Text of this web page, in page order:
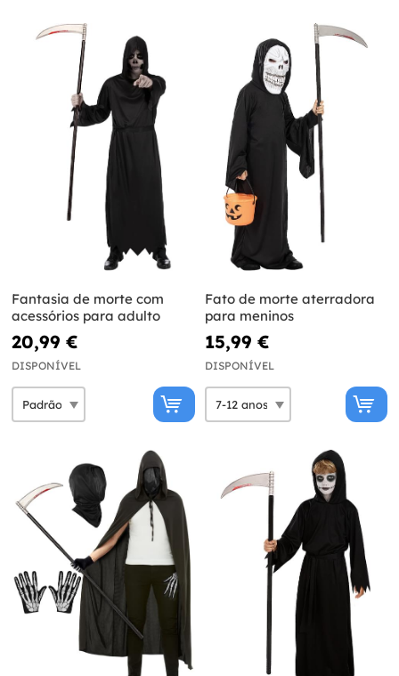
Fantasia de morte com
acessórios para adulto
20,99 €
DISPONÍVEL
Fato de morte aterradora
para meninos
15,99 €
DISPONÍVEL